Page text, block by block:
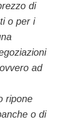
di
o per i
ad
ripone
o di